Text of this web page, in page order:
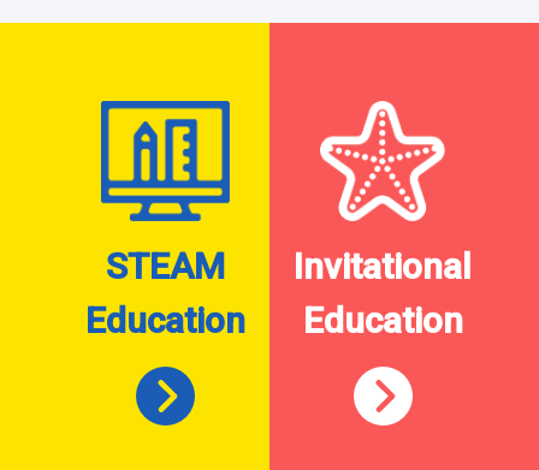
STEAM
Education
Invitational
Education